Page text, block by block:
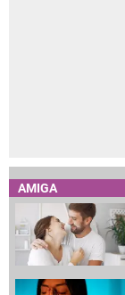
AMIGA